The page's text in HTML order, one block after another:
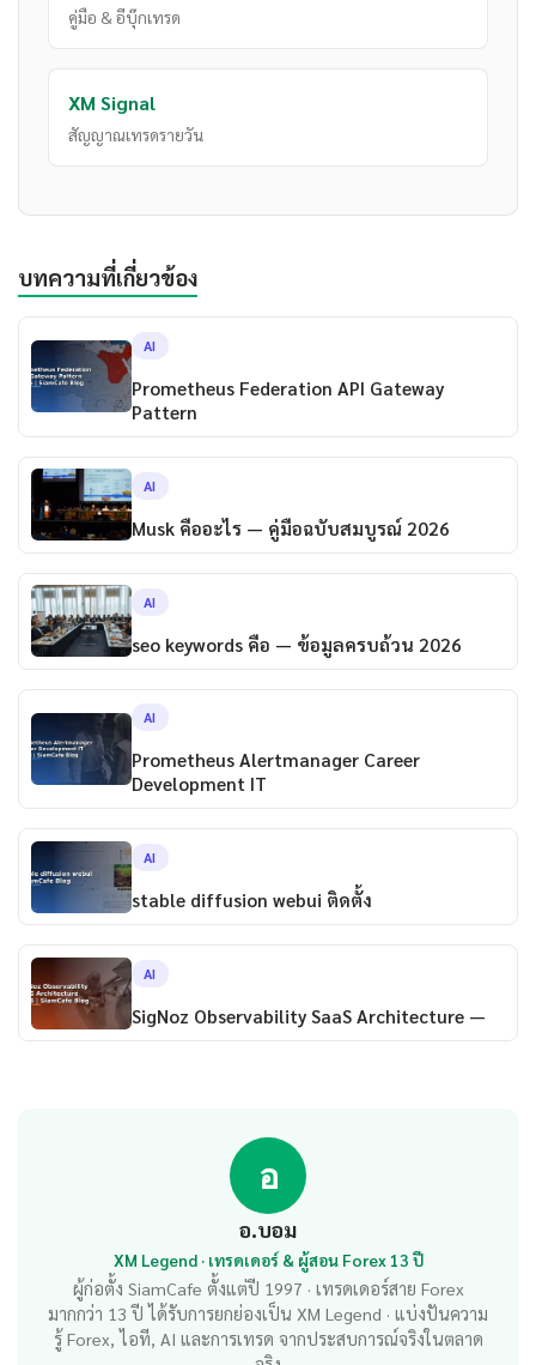
คู่มือ & อีบุ๊กเทรด
XM Signal
สัญญาณเทรดรายวัน
บทความที่เกี่ยวข้อง
AI
Prometheus Federation API Gateway
Pattern
AI
Musk คืออะไร — คู่มือฉบับสมบูรณ์ 2026
AI
seo keywords คือ — ข้อมูลครบถ้วน 2026
AI
Prometheus Alertmanager Career
Development IT
AI
stable diffusion webui ติดตั้ง
AI
SigNoz Observability SaaS Architecture —
อ
อ.บอม
XM Legend · เทรดเดอร์ & ผู้สอน Forex 13 ปี
ผู้ก่อตั้ง SiamCafe ตั้งแต่ปี 1997 · เทรดเดอร์สาย Forex
มากกว่า 13 ปี ได้รับการยกย่องเป็น XM Legend · แบ่งปันความ
รู้ Forex, ไอที, AI และการเทรด จากประสบการณ์จริงในตลาด